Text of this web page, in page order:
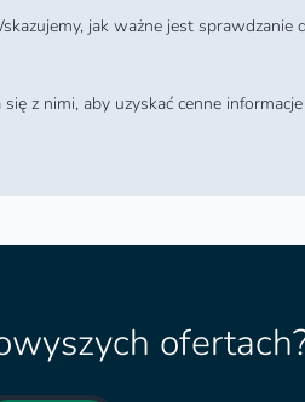
jak ważne jest
z nimi, aby uzyskać cenne